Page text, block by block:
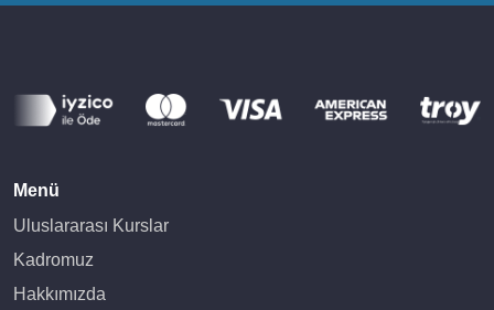
Menü
Uluslararası Kurslar
Kadromuz
Hakkımızda